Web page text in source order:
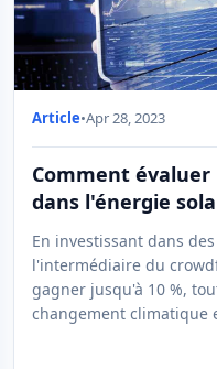
Article•Apr 28, 2023
Comment
dans l'énergie
En investissant dans
l'intermédiaire du
gagner jusqu'à 10 %,
changement climatique